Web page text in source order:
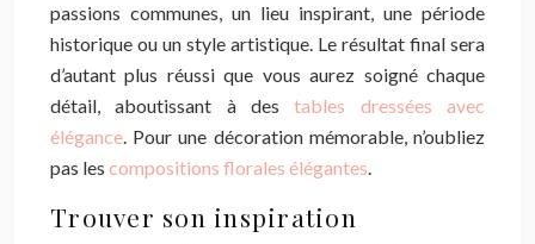
passions communes, un lieu inspirant, une période
historique ou un style artistique. Le résultat final sera
d’autant plus réussi que vous aurez soigné chaque
détail, aboutissant à destables dressées avec
élégance. Pour une décoration mémorable, n’oubliez
pas les compositions florales élégantes.
Trouver son inspiration